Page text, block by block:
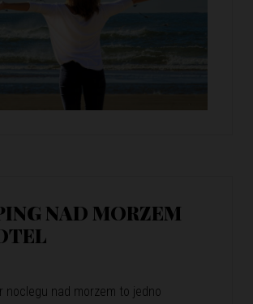
NAD MORZEM
noclegu nad morzem to jedno